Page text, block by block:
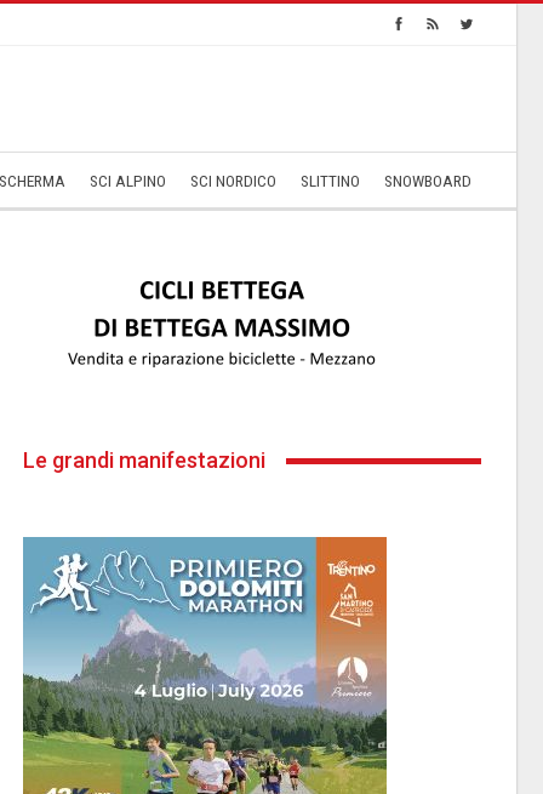
SCHERMA SCI ALPINO SCI NORDICO SLITTINO SNOWBOARD
Le grandi manifestazioni